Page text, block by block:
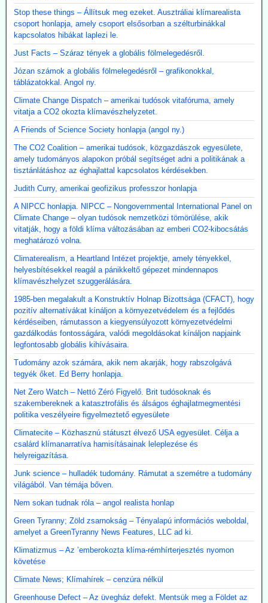
Stop these things – Állítsuk meg ezeket. Ausztráliai klímarealista
csoport honlapja, amely csoport elsősorban a szélturbinákkal
kapcsolatos hibákat laplezi le.
Just Facts – Száraz tények a globális fölmelegedésről.
Józan számok a globális fölmelegedésről – grafikonokkal,
táblázatokkal. Angol ny.
Climate Change Dispatch – amerikai tudósok vitafóruma, amely
vitatja a CO2 okozta klímavészhelyzetet.
A Friends of Science Society honlapja (angol ny.)
The CO2 Coalition – amerikai tudósok, közgazdászok egyesülete,
amely tudományos alapokon próbál segítséget adni a politikának a
tisztánlátáshoz az éghajlattal kapcsolatos kérdésekben.
Judith Curry, amerikai geofizikus professzor honlapja
A NIPCC honlapja. NIPCC – Nongovernmental International Panel on
Climate Change – olyan tudósok nemzetközi tömörülése, akik
vitatják, hogy a földi klíma változásában az emberi CO2-kibocsátás
meghatározó volna.
Climaterealism, a Heartland Intézet projektje, amely tényekkel,
helyesbítésekkel reagál a pánikkeltő gépezet mindennapos
klímavészhelyzet szuggerálására.
1985-ben megalakult a Konstruktív Holnap Bizottsága (CFACT), hogy
pozitív alternatívákat kínáljon a környezetvédelem és a fejlődés
kérdéseiben, rámutasson a kiegyensúlyozott környezetvédelmi
gazdálkodás fontosságára, valódi megoldásokat kínáljon napjaink
legfontosabb globális kihívásaira.
Tudomány azok számára, akik nem akarják, hogy rabszolgává
tegyék őket. Ed Berry honlapja.
Net Zero Watch – Nettó Zéró Figyelő. Brit tudósoknak és
szakembereknek a katasztrofális és álságos éghajlatmegmentési
politika veszélyeire figyelmeztető egyesülete
Climatecite – Közhasznú státuszt élvező USA egyesület. Célja a
csalárd klímanarratíva hamisításainak leleplezése és
helyreigazítása.
Junk science – hulladék tudomány. Rámutat a szemétre a tudomány
világából. Van témája bőven.
Nem sokan tudnak róla – angol realista honlap
Green Tyranny; Zöld zsarnokság – Tényalapú információs weboldal,
amelyet a GreenTyranny News Features, LLC ad ki.
Klimatizmus – Az ’emberokozta klíma-rémhírterjesztés nyomon
követése
Climate News; Klímahírek – cenzúra nélkül
Greenhouse Defect – Az üvegház defekt. Mentsük meg a Földet az